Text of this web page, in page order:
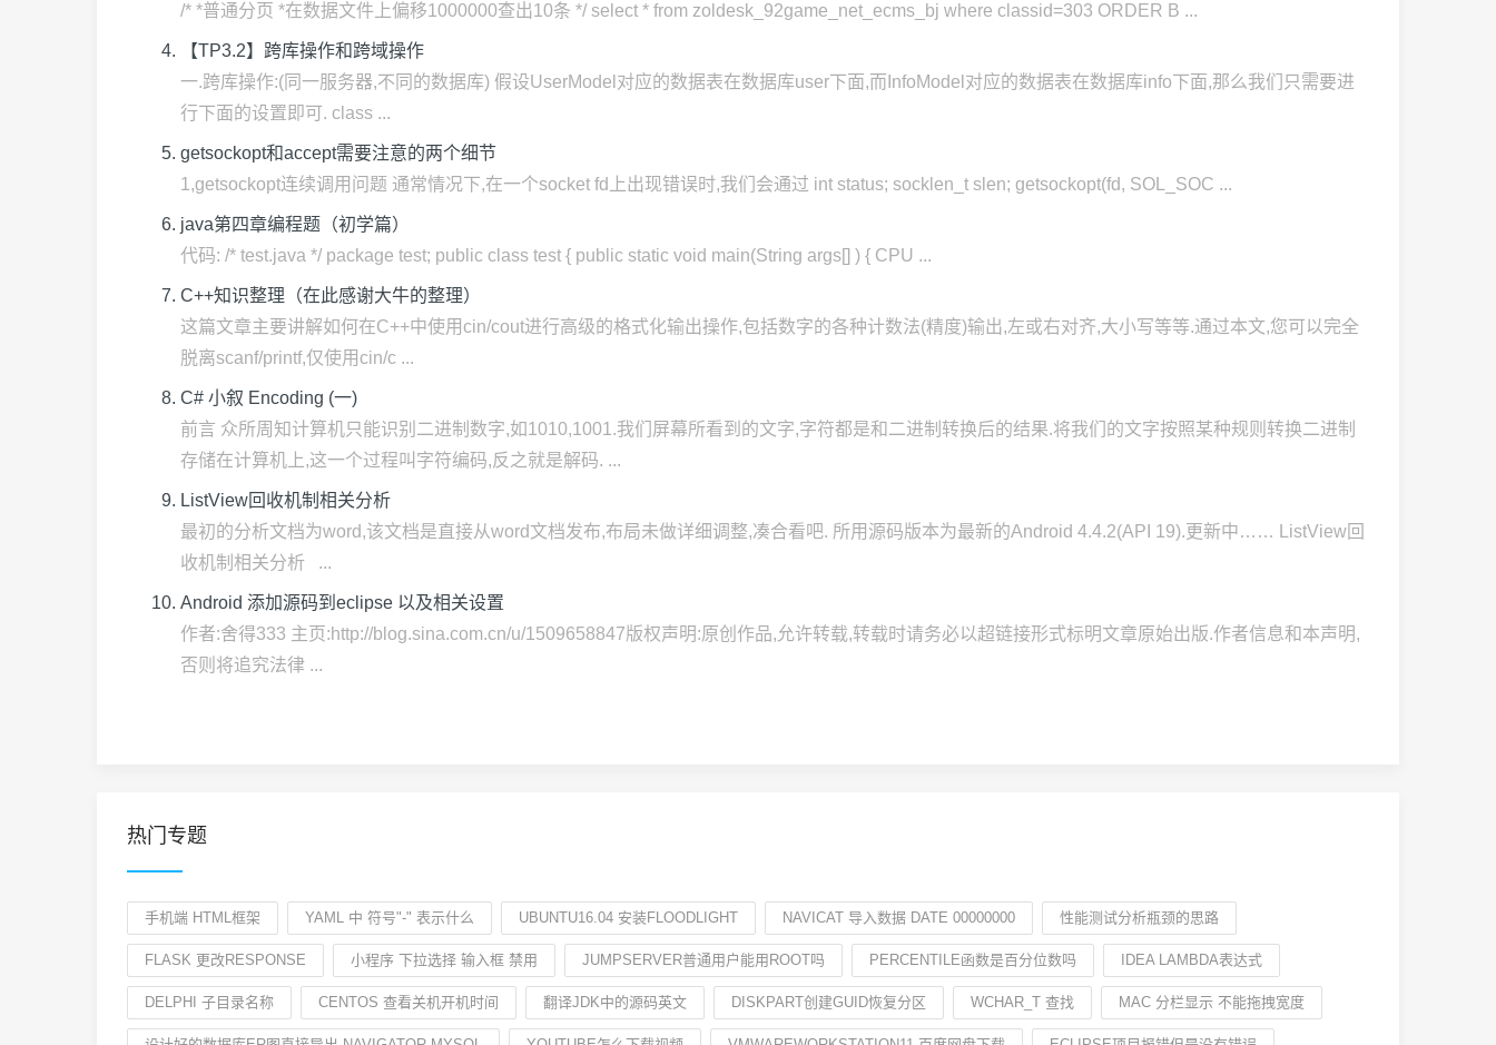
/* *普通分页 *在数据文件上偏移1000000查出10条 */ select * from zoldesk_92game_net_ecms_bj where classid=303 ORDER B ...
【TP3.2】跨库操作和跨域操作
一.跨库操作:(同一服务器,不同的数据库) 假设UserModel对应的数据表在数据库user下面,而InfoModel对应的数据表在数据库info下面,那么我们只需要进
行下面的设置即可. class ...
getsockopt和accept需要注意的两个细节
1,getsockopt连续调用问题 通常情况下,在一个socket fd上出现错误时,我们会通过 int status; socklen_t slen; getsockopt(fd, SOL_SOC ...
java第四章编程题（初学篇）
代码: /* test.java */ package test; public class test { public static void main(String args[] ) { CPU ...
C++知识整理（在此感谢大牛的整理）
这篇文章主要讲解如何在C++中使用cin/cout进行高级的格式化输出操作,包括数字的各种计数法(精度)输出,左或右对齐,大小写等等.通过本文,您可以完全
脱离scanf/printf,仅使用cin/c ...
C# 小叙 Encoding (一)
前言 众所周知计算机只能识别二进制数字,如1010,1001.我们屏幕所看到的文字,字符都是和二进制转换后的结果.将我们的文字按照某种规则转换二进制
存储在计算机上,这一个过程叫字符编码,反之就是解码. ...
ListView回收机制相关分析
最初的分析文档为word,该文档是直接从word文档发布,布局未做详细调整,凑合看吧. 所用源码版本为最新的Android 4.4.2(API 19).更新中…… ListView回
收机制相关分析 ...
Android 添加源码到eclipse 以及相关设置
作者:舍得333 主页:http://blog.sina.com.cn/u/1509658847版权声明:原创作品,允许转载,转载时请务必以超链接形式标明文章原始出版.作者信息和本声明,
否则将追究法律 ...
热门专题
手机端 HTML框架 YAML 中 符号"-" 表示什么 UBUNTU16.04 安装FLOODLIGHT NAVICAT 导入数据 DATE 00000000 性能测试分析瓶颈的思路
FLASK 更改RESPONSE 小程序 下拉选择 输入框 禁用 JUMPSERVER普通用户能用ROOT吗 PERCENTILE函数是百分位数吗 IDEA LAMBDA表达式
DELPHI 子目录名称 CENTOS 查看关机开机时间 翻译JDK中的源码英文 DISKPART创建GUID恢复分区 WCHAR_T 查找 MAC 分栏显示 不能拖拽宽度